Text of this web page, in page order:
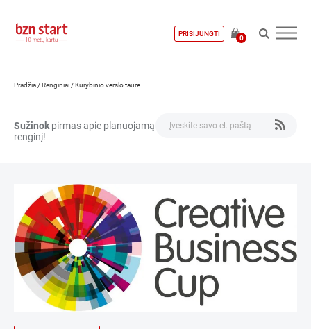
PRISIJUNGTI
0
Pradžia /Renginiai /Kūrybinio verslo taurė
Sužinok pirmas apie planuojamą
renginį!